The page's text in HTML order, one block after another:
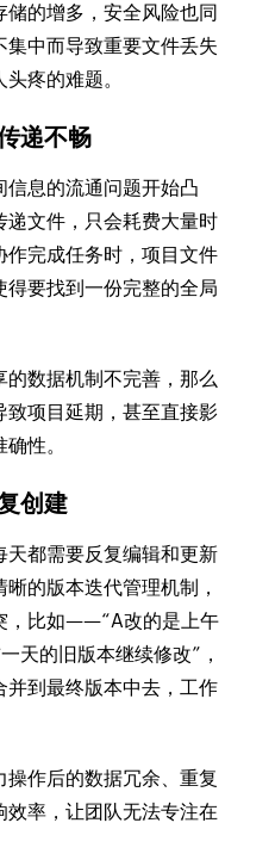
的增多，安全风险也同
中而导致重要文件丢失
疼的难题。
递不畅
信息的流通问题开始凸
递文件，只会耗费大量时
作完成任务时，项目文件
要找到一份完整的全局
数据机制不完善，那么
项目延期，甚至直接影
性。
创建
天都需要反复编辑和更新
的版本迭代管理机制，
，比如——“A改的是上午
天的旧版本继续修改”，
到最终版本中去，工作
作后的数据冗余、重复
率，让团队无法专注在